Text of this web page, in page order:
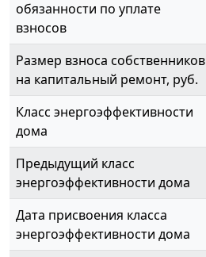
обязанности по уплате
взносов
Размер взноса собственников
на капитальный ремонт, руб.
Класс энергоэффективности
дома
Предыдущий класс
энергоэффективности дома
Дата присвоения класса
энергоэффективности дома